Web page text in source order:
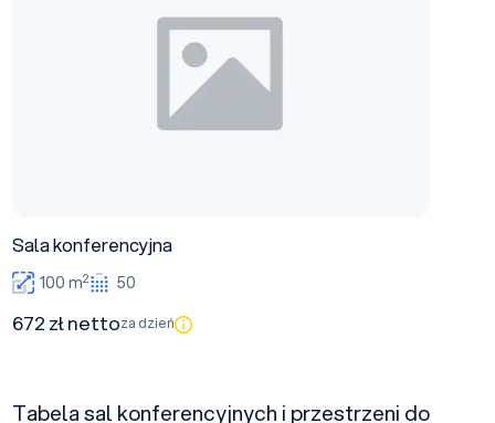
Sala konferencyjna
100 m2 50
672 zł nettoza dzień
Tabela sal konferencyjnych i przestrzeni do